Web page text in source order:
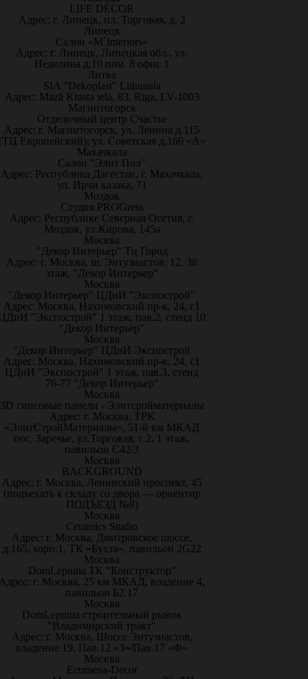
LIFE DÉCOR
Адрес: г. Липецк, пл. Торговая, д. 2
Липецк
Салон «M`Interiors»
Адрес: г. Липецк, Липецкая обл., ул.
Неделина д.10 пом. 8 офис 1
Литва
SIA "Dekoplast" Lithuania
Адрес: Mazā Krasta iela, 83, Rīga, LV-1003
Магнитогорск
Отделочный центр Счастье
Адрес: г. Магнитогорск, ул. Ленина д.115
Европейский); ул. Советская д.160 «А»
Махачкала
Салон "Элит Пол"
Адрес: Республика Дагестан, г. Махачкала,
ул. Ирчи казака, 71
Моздок
Студия PROGress
Адрес: Республике Северная Осетия, г.
Моздок, ул.Кирова, 145а
Москва
"Декор Интерьер" Тц Город
Адрес: г. Москва, ш. Энтузиастов, 12, 3й
этаж, "Декор Интерьер"
Москва
"Декор Интерьер" ЦДиИ "Экспострой"
Адрес: Москва, Нахимовский пр-к, 24, с1
"Экспострой" 1 этаж, пав.2, стенд 10
"Декор Интерьер"
Москва
"Декор Интерьер" ЦДиИ Экспострой
Адрес: Москва, Нахимовский пр-к, 24, с1
ЦДиИ "Экспострой" 1 этаж, пав.3, стенд
76-77 "Декор Интерьер"
Москва
3D гипсовые панели - Элитсройматериалы
Адрес: г. Москва, ТРК
«ЭлитСтройМатериалы», 51-й км МКАД
пос. Заречье, ул.Торговая, с.2, 1 этаж,
павильон С42/3
Москва
BACKGROUND
Адрес: г. Москва, Ленинский проспект, 45
(подъехать к складу со двора — ориентир
ПОДЪЕЗД №8)
Москва
Ceramics Studio
Адрес: г. Москва, Дмитровское шоссе,
д.165, корп.1, ТК «Бухта», павильон 2G22
Москва
DomLepnina ТК "Конструктор"
г. Москва, 25 км МКАД, владение 4,
павильон Б2.17
Москва
DomLepnina строительный рынок
"Владимирский тракт"
Адрес: г. Москва, Шоссе Энтузиастов,
владение 19, Пав.12 «З»/Пав.17 «Ф»
Москва
Ecumena-Decor